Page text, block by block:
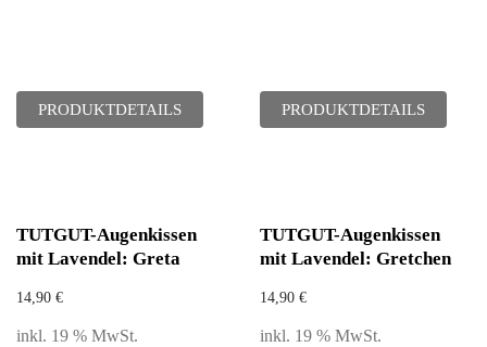
PRODUKTDETAILS PRODUKTDETAILS
TUTGUT-Augenkissen
mit Lavendel: Greta
14,90 €
inkl. 19 % MwSt.
TUTGUT-Augenkissen
mit Lavendel: Gretchen
14,90 €
inkl. 19 % MwSt.